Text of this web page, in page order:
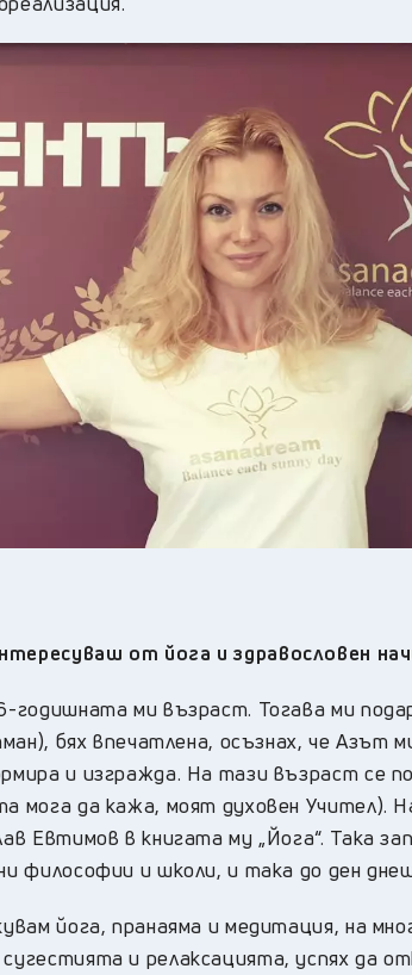
от йога издравословен
годишната ми възраст. Тогава ми
бях впечатлена, осъзнах, че Азът
и изгражда. На тази възраст се
мога да кажа, моят духовен Учител).
Евтимов в книгата му „Йога“. Така
философии и школи, и така до ден
йога, пранаяма и медитация, на
и релаксацията, успях да